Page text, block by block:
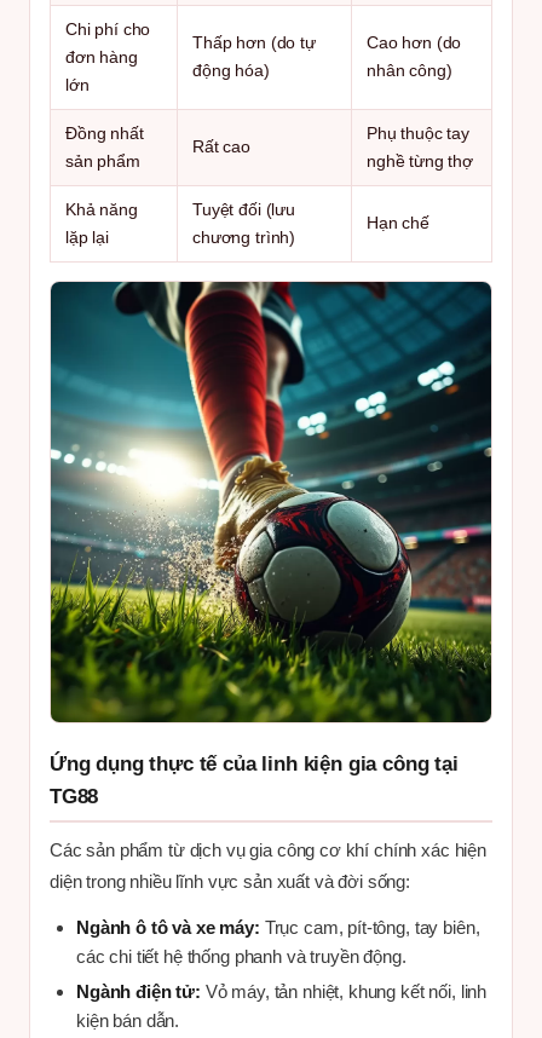
Chi phí cho
đơn hàng
lớn
Thấp hơn (do tự
động hóa)
Cao hơn (do
nhân công)
Đồng nhất
sản phẩm
Rất cao
Phụ thuộc tay
nghề từng thợ
Khả năng
lặp lại
Tuyệt đối (lưu
chương trình)
Hạn chế
Ứng dụng thực tế của linh kiện gia công tại
TG88
Các sản phẩm từ dịch vụ gia công cơ khí chính xác hiện
diện trong nhiều lĩnh vực sản xuất và đời sống:
Ngành ô tô và xe máy: Trục cam, pít-tông, tay biên,
các chi tiết hệ thống phanh và truyền động.
Ngành điện tử: Vỏ máy, tản nhiệt, khung kết nối, linh
kiện bán dẫn.